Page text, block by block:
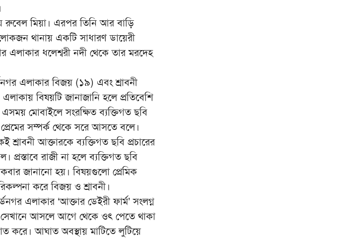
রুবেল মিয়া। এরপর তিনি আর বাড়ি
থানায় একটি সাধারণ ডায়েরী
এলাকার ধলেশ্বরী নদী থেকে তার মরদেহ
এলাকার বিজয় (১৯) এবং শ্রাবনী
বিষয়টি জানাজানি হলে প্রতিবেশি
মোবাইলে সংরক্ষিত ব্যক্তিগত ছবি
সম্পর্ক থেকে সরে আসতে বলে।
আক্তারকে ব্যক্তিগত ছবি প্রচারের
প্রস্তাবে রাজী না হলে ব্যক্তিগত ছবি
জানানো হয়। বিষয়গুলো প্রেমিক
করে বিজয় ও শ্রাবনী।
এলাকার ‘আক্তার ডেইরী ফার্ম’ সংলগ্ন
আসলে আগে থেকে ওৎ পেতে থাকা
করে। আঘাত অবস্থায় মাটিতে লুটিয়ে